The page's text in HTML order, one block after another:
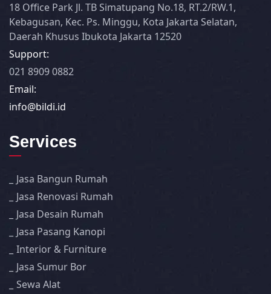
18 Office Park Jl. TB Simatupang No.18, RT.2/RW.1,
Kebagusan, Kec. Ps. Minggu, Kota Jakarta Selatan,
Daerah Khusus Ibukota Jakarta 12520
Support:
021 8909 0882
Email:
info@bildi.id
Services
Jasa Bangun Rumah
Jasa Renovasi Rumah
Jasa Desain Rumah
Jasa Pasang Kanopi
Interior & Furniture
Jasa Sumur Bor
Sewa Alat